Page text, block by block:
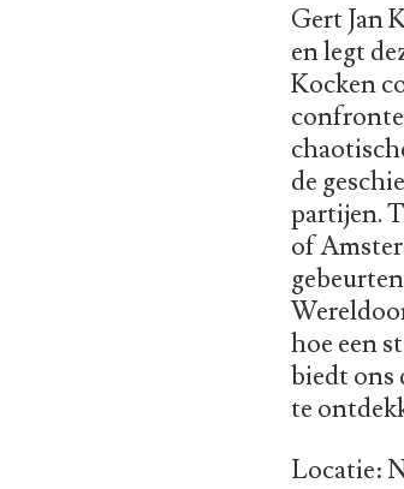
Gert Jan
en legt
Kocken
de
partijen.
of
hoe een
biedt ons
te
Locatie: